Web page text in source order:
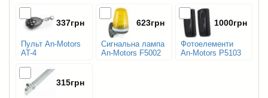
Пульт An-Motors
AT-4
337грн
Сигнальна лампа
An-Motors F5002
623грн
Фотоелементи
An-Motors P5103
1000грн
315грн